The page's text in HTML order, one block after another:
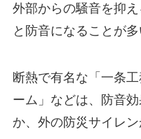
外部からの騒音を抑
と防音になることが多
断熱で有名な「一条
ーム」などは、
防音
か、外の防災サイレン